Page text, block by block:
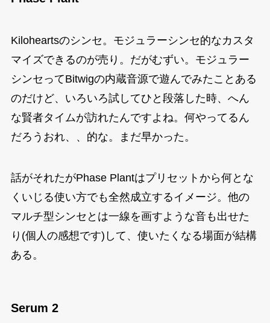
Kiloheartsのシンセ。モジュラーシンセ的なカスタ
マイズできるのが売り。だがむずい。モジュラー
シンセってBitwigの内蔵音源で遊んでみたことある
のだけど、いろいろ試してひと段落した時、へん
な賢者タイムが訪れたんですよね。何やってるん
だろうおれ、、的な。まだ早かった。
話がそれたがPhase Plantはプリセットから何とな
くいじる使い方でも全然成立するイメージ。他の
マルチ型シンセとは一線を画すような音も出せた
り(個人の感想です)して、使いたくなる場面が結構
ある。
Serum 2